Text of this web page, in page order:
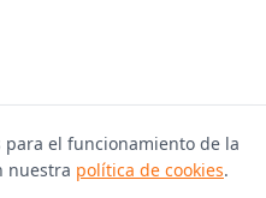
los derechos reservados.
en España
para el funcionamiento de la
nuestra política de cookies.